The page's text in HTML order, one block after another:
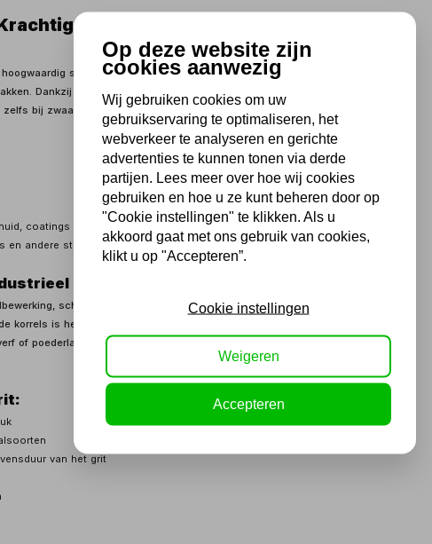
straalmiddel voor intensieve
straalmiddel dat speciaal is ontwikkeld voor het effectief
Dankzij de scherpe, hoekige korrelstructuur levert dit grit een
bij zwaar straalwerk.
coatings en andere verontreinigingen
en andere straalinstallaties
gebruik
scheepsbouw, constructiebouw en door onderhoudsbedrijven.
korrels is het bijzonder geschikt voor oppervlaktereiniging en
of poederlak.
van het grit
Op deze website zijn
cookies aanwezig
Wij gebruiken cookies om uw
gebruikservaring te optimaliseren, het
webverkeer te analyseren en gerichte
advertenties te kunnen tonen via derde
partijen. Lees meer over hoe wij cookies
gebruiken en hoe u ze kunt beheren door op
"Cookie instellingen" te klikken. Als u
akkoord gaat met ons gebruik van cookies,
klikt u op "Accepteren”.
Cookie instellingen
Weigeren
Accepteren